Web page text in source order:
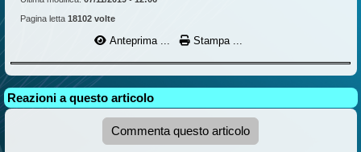
Pagina letta 18102 volte
Anteprima ... Stampa ...
Reazioni a questo articolo
Commenta questo articolo